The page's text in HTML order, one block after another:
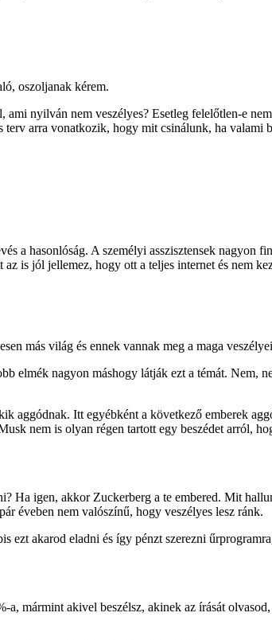
oszoljanak kérem.
nyilván nem veszélyes? Esetleg felelőtlen-e
terv arra vonatkozik, hogy mit csinálunk, ha
hasonlóság. A személyi asszisztensek nagyon
is jól jellemez, hogy ott a teljes internet és nem
más világ és ennek vannak meg a maga
elmék nagyon máshogy látják ezt a témát. Nem,
aggódnak. Itt egyébként a következő emberek
nem is olyan régen tartott egy beszédet arról,
Ha igen, akkor Zuckerberg a te embered. Mit
éveben nem valószínű, hogy veszélyes lesz ránk.
ezt akarod eladni és így pénzt szerezni
mármint akivel beszélsz, akinek az írását